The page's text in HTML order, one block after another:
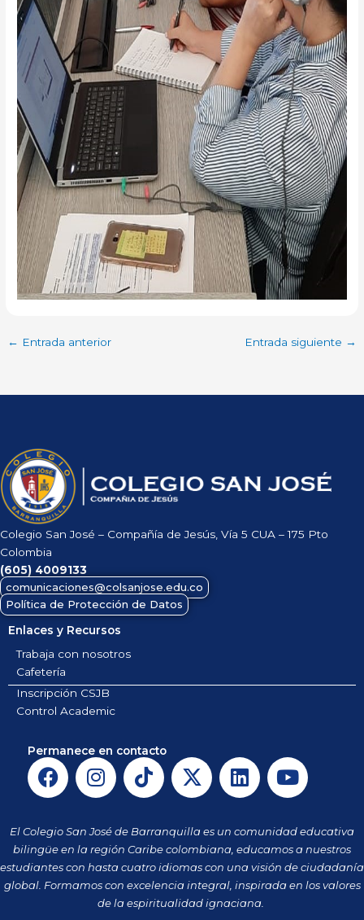
← Entrada anterior Entrada siguiente →
Colegio San José – Compañía de Jesús, Vía 5 CUA – 175 Pto
Colombia
(605) 4009133
comunicaciones@colsanjose.edu.co
Política de Protección de Datos
Enlaces y Recursos
Trabaja con nosotros
Cafetería
Inscripción CSJB
Control Academic
Permanece en contacto
F
a
e
b
o
o
I
n
t
a
g
r
a
T
i
t
o
k
X
-
w
i
t
t
e
L
i
k
e
d
i
n
Y
o
t
u
b
e
El Colegio San José de Barranquilla es un comunidad educativa
bilingüe en la región Caribe colombiana, educamos a nuestros
estudiantes con hasta cuatro idiomas con una visión de ciudadanía
global. Formamos con excelencia integral, inspirada en los valores
de la espiritualidad ignaciana.